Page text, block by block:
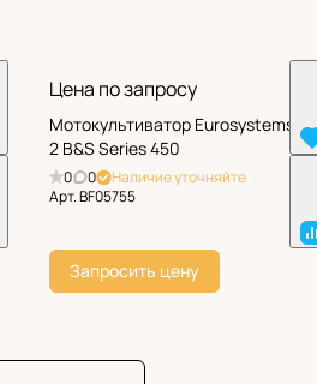
Цена по запросу
Мотокультиватор Eurosystems Z-
2 B&S Series 450
0 0
Наличие уточняйте
Арт.BF05755
Запросить цену